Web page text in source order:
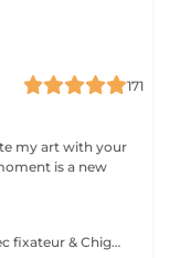
171
my art with your
is a new
Essai + Jour J + Shampoing + Brushing avec fixateur & Chignon